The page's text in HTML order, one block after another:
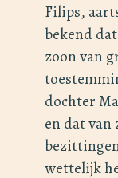
Filips,
bekend
zoon van
dochter
en dat van
wettelijk